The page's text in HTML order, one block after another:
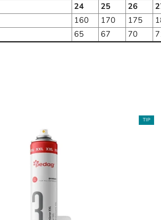
24 25 26
160 170 175
65 67 70
TIP